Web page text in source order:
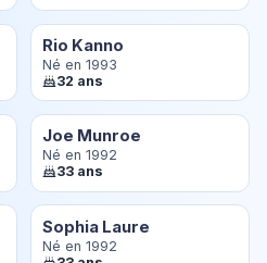
Rio Kanno
Né en 1993
32 ans
Joe Munroe
Né en 1992
33 ans
Sophia Laure
Né en 1992